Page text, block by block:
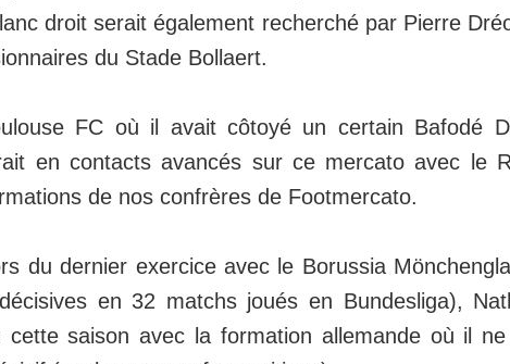
droit serait également recherché par Pierre
du Stade Bollaert.
FC où il avait côtoyé un certain Bafodé
en contacts avancés sur ce mercato avec le
de nos confrères de Footmercato.
du dernier exercice avec le Borussia
en 32 matchs joués en Bundesliga),
cette saison avec la formation allemande où il